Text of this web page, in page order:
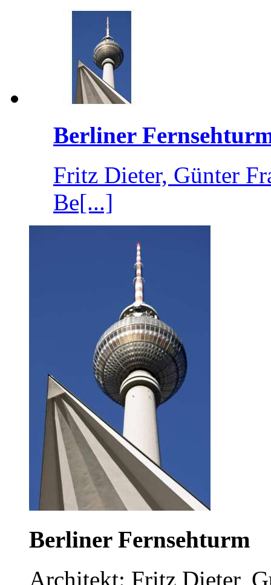
Berliner
Fritz Dieter, Günter
Be[...]
Berliner Fernsehturm
Architekt: Fritz Dieter,